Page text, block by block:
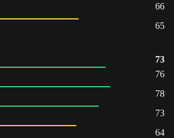
66
65
73
76
78
73
64